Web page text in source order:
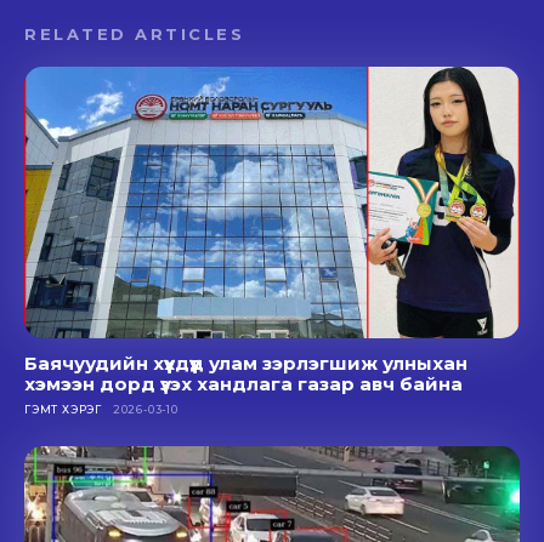
RELATED ARTICLES
Баячуудийн хүүхдүүд улам зэрлэгшиж улныхан
хэмээн дорд үзэх хандлага газар авч байна
ГЭМТ ХЭРЭГ 2026-03-10